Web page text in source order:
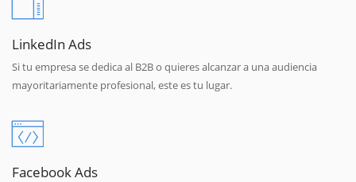
LinkedIn Ads
Si tu empresa se dedica al B2B o quieres alcanzar a una audiencia
mayoritariamente profesional, este es tu lugar.
Facebook Ads